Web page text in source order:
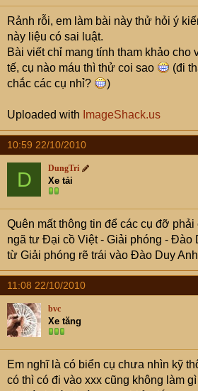
t
a
r
t
r
Rảnh rỗi, em làm bài này thử hỏi ý
này liệu có sai luật.
Bài viết chỉ mang tính tham khảo cho
tế, cụ nào máu thì thử coi sao
(đi
chắc các cụ nhỉ?
)
Uploaded with ImageShack.us
10:59 22/10/2010
D DungTri
Xe tải
Quên mất thông tin để các cụ đỡ
ngã tư Đại cồ Việt - Giải phóng - Đào
từ Giải phóng rẽ trái vào Đào Duy Anh
11:08 22/10/2010
bvc
Xe tăng
Em nghĩ là có biển cụ chưa nhìn kỹ
có thì có đi vào xxx cũng không làm